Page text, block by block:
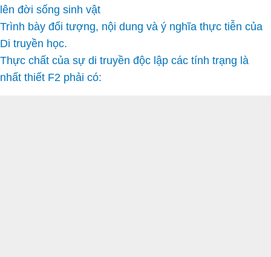
lên đời sống sinh vật
Trình bày đối tượng, nội dung và ý nghĩa thực tiễn của
Di truyền học.
Thực chất của sự di truyền độc lập các tính trạng là
nhất thiết F2 phải có: